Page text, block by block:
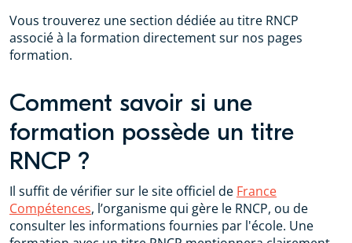
Vous trouverez une section dédiée au titre RNCP
associé à la formation directement sur nos pages
formation.
Comment savoir si une
formation possède un titre
RNCP ?
Il suffit de vérifier sur le site officiel de France
Compétences, l’organisme qui gère le RNCP, ou de
consulter les informations fournies par l'école. Une